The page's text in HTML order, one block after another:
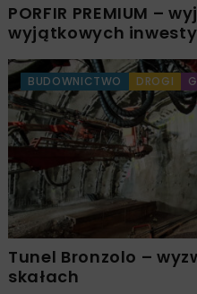
PORFIR PREMIUM –
wyjątkowych
BUDOWNICTWO DROGI
Tunel Bronzolo –
skałach